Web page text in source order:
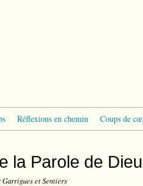
Réflexions en chemin Coups de
la Parole de Dieu
Garrigues et Sentiers